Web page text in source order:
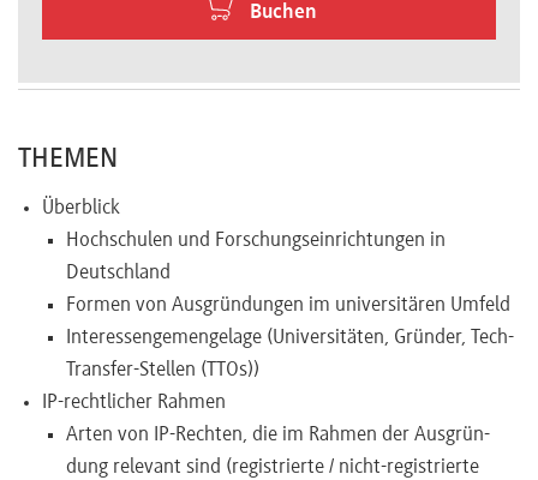
Buchen
THEMEN
Überblick
Hochschulen und Forschungseinrichtungen in
Deutschland
Formen von Ausgründungen im universitären Umfeld
Interessengemengelage (Universitäten, Gründer, Tech-
Transfer-Stellen (TTOs))
IP-rechtlicher Rahmen
Arten von IP-Rechten, die im Rahmen der Ausgrün-
dung relevant sind (registrierte / nicht-registrierte